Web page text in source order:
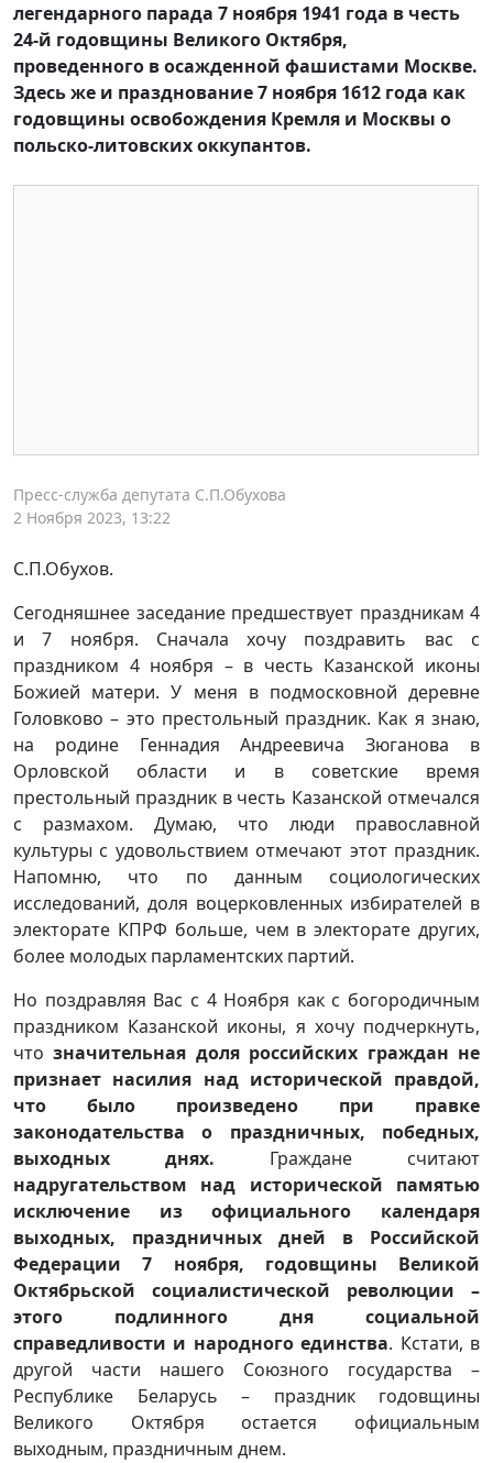
легендарного парада 7 ноября 1941 года в честь
24-й годовщины Великого Октября,
проведенного в осажденной фашистами Москве.
Здесь же и празднование 7 ноября 1612 года как
годовщины освобождения Кремля и Москвы о
польско-литовских оккупантов.
Пресс-служба депутата С.П.Обухова
2 Ноября 2023, 13:22
С.П.Обухов.
Сегодняшнее заседание предшествует праздникам 4
и 7 ноября. Сначала хочу поздравить вас с
праздником 4 ноября – в честь Казанской иконы
Божией матери. У меня в подмосковной деревне
Головково – это престольный праздник. Как я знаю,
на родине Геннадия Андреевича Зюганова в
Орловской области и в советские время
престольный праздник в честь Казанской отмечался
с размахом. Думаю, что люди православной
культуры с удовольствием отмечают этот праздник.
Напомню, что по данным социологических
исследований, доля воцерковленных избирателей в
электорате КПРФ больше, чем в электорате других,
более молодых парламентских партий.
Но поздравляя Вас с 4 Ноября как с богородичным
праздником Казанской иконы, я хочу подчеркнуть,
чтозначительная доля российских граждан не
признает насилия над исторической правдой,
что было произведено при правке
законодательства о праздничных, победных,
выходных днях. Граждане считают
надругательством над исторической памятью
исключение из официального календаря
выходных, праздничных дней в Российской
Федерации 7 ноября, годовщины Великой
Октябрьской социалистической революции –
этого подлинного дня социальной
справедливости и народного единства. Кстати, в
другой части нашего Союзного государства –
Республике Беларусь – праздник годовщины
Великого Октября остается официальным
выходным, праздничным днем.